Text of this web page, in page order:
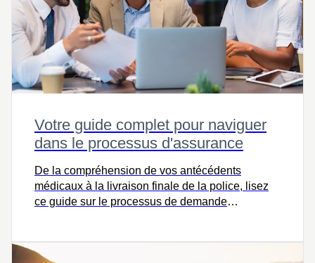
Votre guide complet pour naviguer
dans le processus d'assurance
De la compréhension de vos antécédents
médicaux à la livraison finale de la police, lisez
ce guide sur le processus de demande